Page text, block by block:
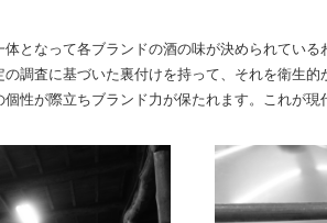
体となって各ブランドの酒の味が決められてい
調査に基づいた裏付けを持って、それを衛生
性が際立ちブランド力が保たれます。これが現